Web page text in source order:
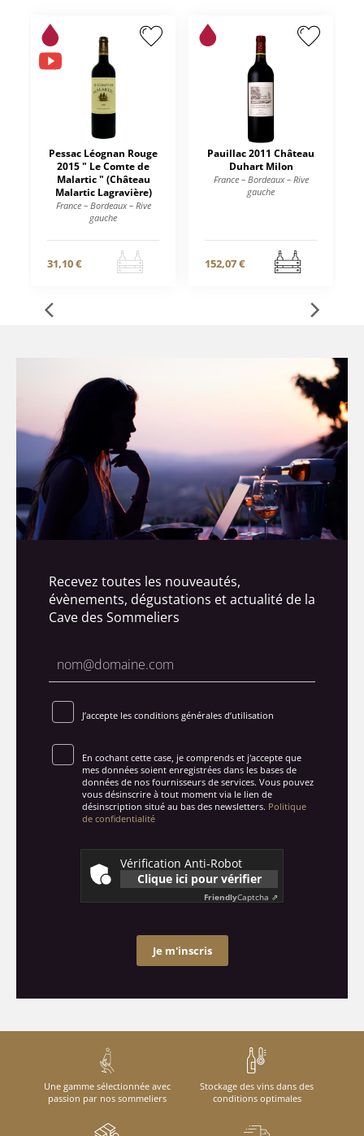
Pessac Léognan Rouge
2015 " Le Comte de
Malartic " (Château
Malartic Lagravière)
France – Bordeaux – Rive
gauche
31,10 €
Pauillac 2011 Château
Duhart Milon
France – Bordeaux – Rive
gauche
152,07 €
Recevez toutes les nouveautés,
évènements, dégustations et actualité de la
Cave des Sommeliers
J’accepte les conditions générales d’utilisation
En cochant cette case, je comprends et j'accepte que
mes données soient enregistrées dans les bases de
données de nos fournisseurs de services. Vous pouvez
vous désinscrire à tout moment via le lien de
désinscription situé au bas des newsletters. Politique
de confidentialité
Vérification Anti-Robot
Clique ici pour vérifier
FriendlyCaptcha ⇗
Je m'inscris
Une gamme sélectionnée avec
passion par nos sommeliers
Stockage des vins dans des
conditions optimales